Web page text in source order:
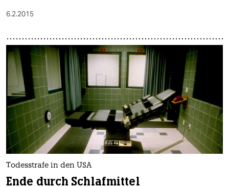
6.2.2015
Todesstrafe in den USA
Ende durch Schlafmittel